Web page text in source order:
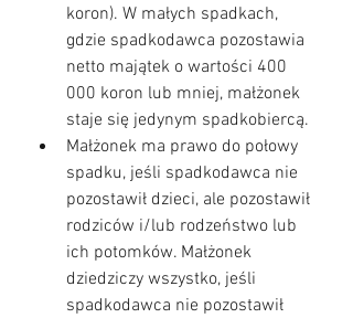
koron). W małych spadkach,
gdzie spadkodawca pozostawia
netto majątek o wartości 400
000 koron lub mniej, małżonek
staje się jedynym spadkobiercą.
Małżonek ma prawo do połowy
spadku, jeśli spadkodawca nie
pozostawił dzieci, ale pozostawił
rodziców i/lub rodzeństwo lub
ich potomków. Małżonek
dziedziczy wszystko, jeśli
spadkodawca nie pozostawił